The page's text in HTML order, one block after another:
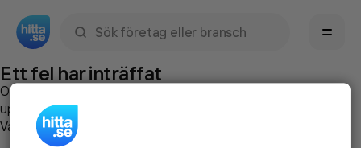
Ett fel har inträffat
Om du vill kan du
uppstod så att vi lättare och snabbare kan avhjälpa det.
Vänligen försök med följande: